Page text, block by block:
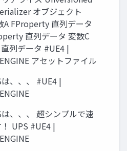
オブジェクト
A FProperty 直列データ
直列データ 変数C
列データ #UE4 |
アセットファイル
、、、 #UE4 |
、、、 超シンプルで速
UPS #UE4 |